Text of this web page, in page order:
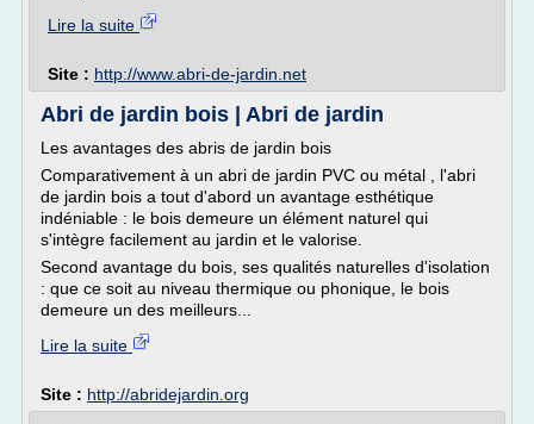
Lire la suite
Site : http://www.abri-de-jardin.net
Abri de jardin bois | Abri de jardin
Les avantages des abris de jardin bois
Comparativement à un abri de jardin PVC ou métal , l'abri
de jardin bois a tout d'abord un avantage esthétique
indéniable : le bois demeure un élément naturel qui
s'intègre facilement au jardin et le valorise.
Second avantage du bois, ses qualités naturelles d'isolation
: que ce soit au niveau thermique ou phonique, le bois
demeure un des meilleurs...
Lire la suite
Site : http://abridejardin.org